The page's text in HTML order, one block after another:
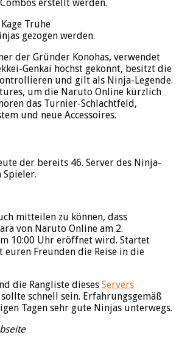
erstellt werden.
gezogen werden.
der Gründer Konohas, verwendet
Genkai höchst gekonnt, besitzt die
und gilt als Ninja-Legende.
um die Naruto Online kürzlich
das Turnier-Schlachtfeld,
und neue Accessoires.
der bereits 46. Server des Ninja-
Spieler.
mitteilen zu können, dass
von Naruto Online am 2.
10:00 Uhr eröffnet wird. Startet
euren Freunden die Reise in die
die Rangliste dieses Servers
schnell sein. Erfahrungsgemäß
Tagen sehr gute Ninjas unterwegs.